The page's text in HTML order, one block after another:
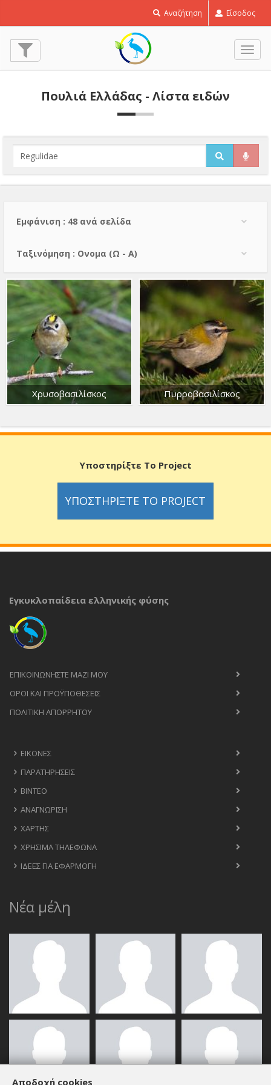
Αναζήτηση Είσοδος
Πουλιά Ελλάδας - Λίστα ειδών
Εμφάνιση : 48 ανά σελίδα
Тαξινόμηση : Ονομα (Ω - Α)
Χρυσοβασιλίσκος Πυρροβασιλίσκος
Υποστηρίξτε Το Project
ΥΠΟΣΤΗΡΊΞΤΕ ΤΟ PROJECT
Εγκυκλοπαίδεια ελληνικής φύσης
ΕΠΙΚΟΙΝΩΝΉΣΤΕ ΜΑΖΊ ΜΟΥ
ΟΡΟΙ ΚΑΙ ΠΡΟΫΠΟΘΈΣΕΙΣ
ΠΟΛΙΤΙΚΉ ΑΠΟΡΡΉΤΟΥ
ΕΙΚΌΝΕΣ
ΠΑΡΑΤΗΡΉΣΕΙΣ
ΒΊΝΤΕΟ
ΑΝΑΓΝΏΡΙΣΗ
ΧΆΡΤΗΣ
ΧΡΉΣΙΜΑ ΤΗΛΈΦΩΝΑ
ΙΔΈΕΣ ΓΙΑ ΕΦΑΡΜΟΓΉ
Νέα μέλη
Αποδοχή cookies